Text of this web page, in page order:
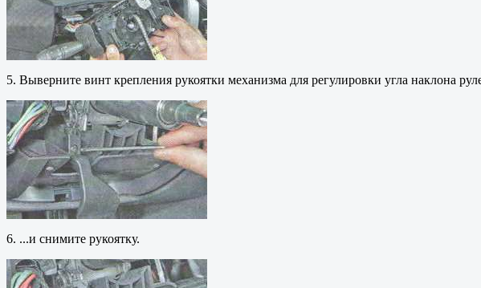
5. Выверните винт крепления рукоятки механизма для регулировки угла наклона
6. ...и снимите рукоятку.